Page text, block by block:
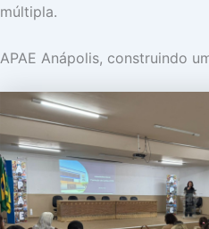
múltipla.
APAE Anápolis, construindo